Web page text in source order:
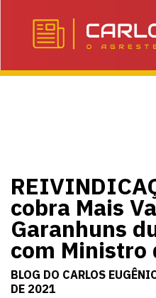
cobra Mais
Garanhuns
com Ministro
BLOG DO CARLOS
DE 2021